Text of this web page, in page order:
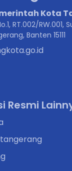
Kota
RT.002/RW.001,
Banten 15111
Resmi